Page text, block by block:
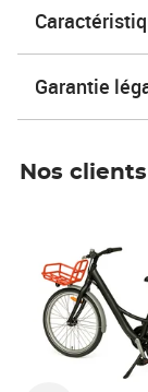
Garantie
Nos